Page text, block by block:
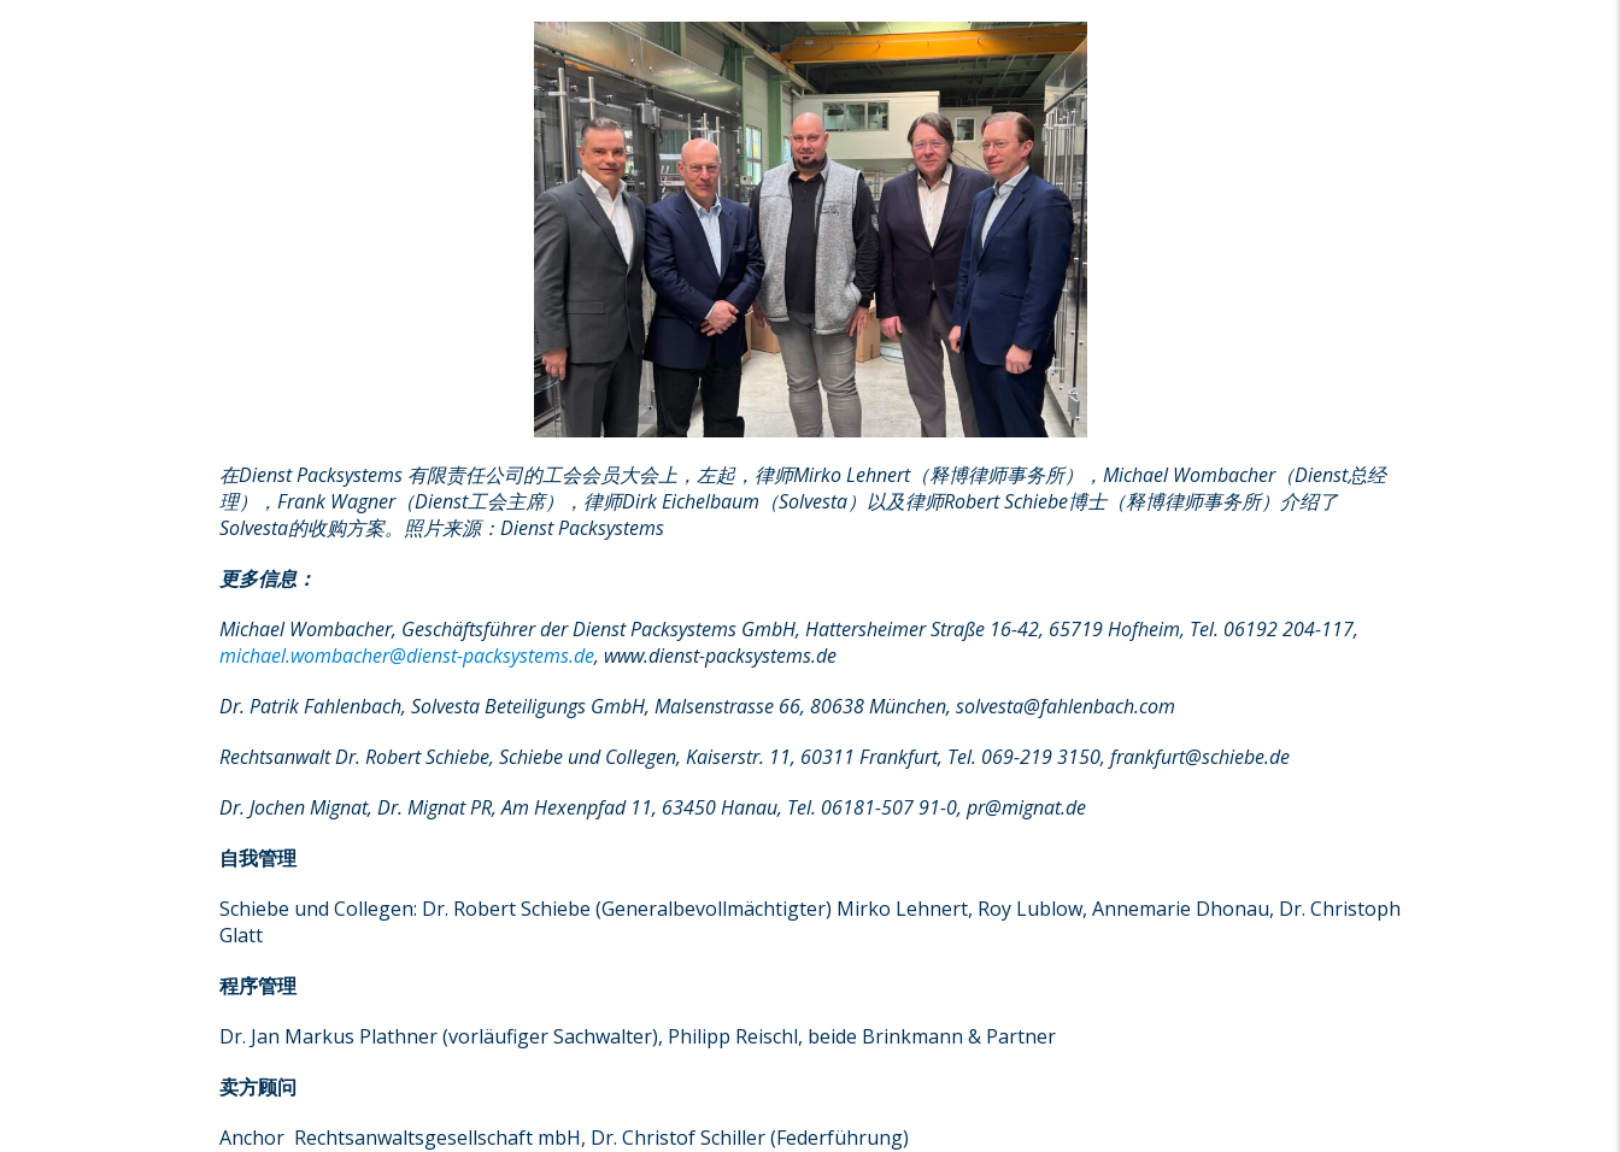
在Dienst Packsystems 有限责任公司的工会会员大会上，左起，律师Mirko Lehnert（释博律师事务所）， Michael Wombacher（Dienst总经
理）， Frank Wagner（Dienst工会主席），律师Dirk Eichelbaum （Solvesta）以及律师Robert Schiebe博士（释博律师事务所）介绍了
Solvesta的收购方案。照片来源： Dienst Packsystems
更多信息：
Michael Wombacher, Geschäftsführer der Dienst Packsystems GmbH, Hattersheimer Straße 16-42, 65719 Hofheim, Tel. 06192 204-117,
michael.wombacher@dienst-packsystems.de, www.dienst-packsystems.de
Dr. Patrik Fahlenbach, Solvesta Beteiligungs GmbH, Malsenstrasse 66, 80638 München, solvesta@fahlenbach.com
Rechtsanwalt Dr. Robert Schiebe, Schiebe und Collegen, Kaiserstr. 11, 60311 Frankfurt, Tel. 069-219 3150, frankfurt@schiebe.de
Dr. Jochen Mignat, Dr. Mignat PR, Am Hexenpfad 11, 63450 Hanau, Tel. 06181-507 91-0, pr@mignat.de
自我管理
Schiebe und Collegen: Dr. Robert Schiebe (Generalbevollmächtigter) Mirko Lehnert, Roy Lublow, Annemarie Dhonau, Dr. Christoph
Glatt
程序管理
Dr. Jan Markus Plathner (vorläufiger Sachwalter), Philipp Reischl, beide Brinkmann & Partner
卖方顾问
Anchor Rechtsanwaltsgesellschaft mbH, Dr. Christof Schiller (Federführung)